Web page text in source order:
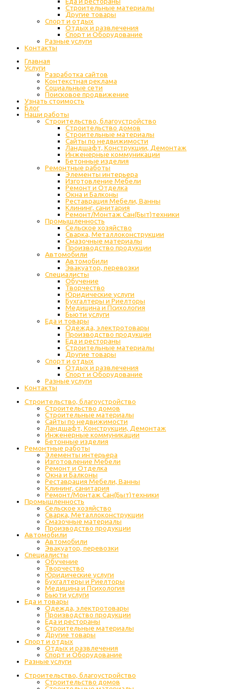
Строительные материалы
Другие товары
Спорт и отдых
Отдых и развлечения
Спорт и Оборудование
Разные услуги
Контакты
Главная
Услуги
Разработка сайтов
Контекстная реклама
Социальные сети
Поисковое продвижение
Узнать стоимость
Блог
Наши работы
Строительство, благоустройство
Строительство домов
Строительные материалы
Сайты по недвижимости
Ландшафт, Конструкции, Демонтаж
Инженерные коммуникации
Бетонные изделия
Ремонтные работы
Элементы интерьера
Изготовление Мебели
Ремонт и Отделка
Окна и Балконы
Реставрация Мебели, Ванны
Клининг, санитария
Ремонт/Монтаж Сан(Быт)техники
Промышленность
Cельское хозяйство
Сварка, Металлоконструкции
Cмазочные материалы
Производство продукции
Автомобили
Автомобили
Эвакуатор, перевозки
Специалисты
Обучение
Творчество
Юридические услуги
Бухгалтеры и Риелторы
Медицина и Психология
Бьюти услуги
Еда и товары
Одежда, электротовары
Производство продукции
Еда и рестораны
Строительные материалы
Другие товары
Спорт и отдых
Отдых и развлечения
Спорт и Оборудование
Разные услуги
Контакты
Строительство, благоустройство
Строительство домов
Строительные материалы
Сайты по недвижимости
Ландшафт, Конструкции, Демонтаж
Инженерные коммуникации
Бетонные изделия
Ремонтные работы
Элементы интерьера
Изготовление Мебели
Ремонт и Отделка
Окна и Балконы
Реставрация Мебели, Ванны
Клининг, санитария
Ремонт/Монтаж Сан(Быт)техники
Промышленность
Cельское хозяйство
Сварка, Металлоконструкции
Cмазочные материалы
Производство продукции
Автомобили
Автомобили
Эвакуатор, перевозки
Специалисты
Обучение
Творчество
Юридические услуги
Бухгалтеры и Риелторы
Медицина и Психология
Бьюти услуги
Еда и товары
Одежда, электротовары
Производство продукции
Еда и рестораны
Строительные материалы
Другие товары
Спорт и отдых
Отдых и развлечения
Спорт и Оборудование
Разные услуги
Строительство, благоустройство
Строительство домов